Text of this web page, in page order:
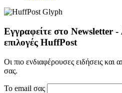
Εγγραφείτε στο Newsletter -
επιλογές HuffPost
Οι πιο ενδιαφέρουσες ειδήσεις και
σας.
Το email σας